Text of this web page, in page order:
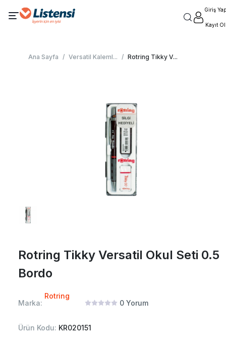
Giriş Yap
Kayıt Ol
Ana Sayfa / Versatil Kaleml... / Rotring Tikky V...
Rotring Tikky Versatil Okul Seti 0.5
Bordo
Marka:
Rotring
0 Yorum
Ürün Kodu: KR020151